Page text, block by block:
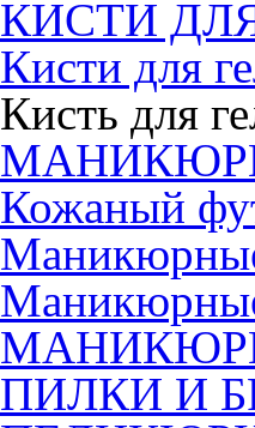
КИСТИ
Кисти для
Кисть для
Кожаный
ПИЛКИ И